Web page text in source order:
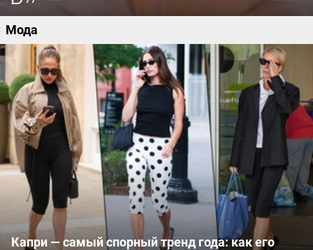
Мода
Капри — самый спорный тренд года: как его